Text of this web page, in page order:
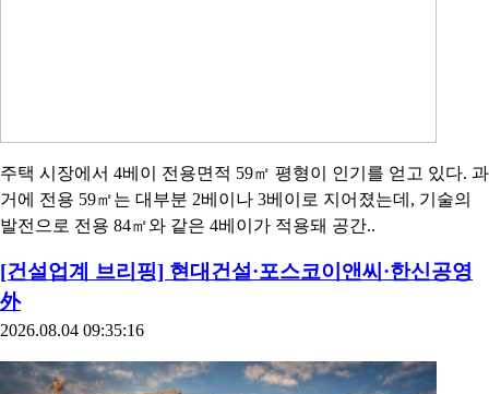
주택 시장에서 4베이 전용면적 59㎡ 평형이 인기를 얻고 있다. 과
거에 전용 59㎡는 대부분 2베이나 3베이로 지어졌는데, 기술의
발전으로 전용 84㎡와 같은 4베이가 적용돼 공간..
[건설업계 브리핑] 현대건설·포스코이앤씨·한신공영
外
2026.08.04 09:35:16